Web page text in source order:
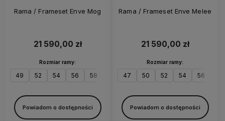
Rama / Frameset Enve Mog
21 590,00 zł
Rozmiar ramy:
49 52 54 56 58
Powiadom o dostępności
Rama / Frameset Enve Melee
21 590,00 zł
Rozmiar ramy:
47 50 52 54 56
Powiadom o dostępności